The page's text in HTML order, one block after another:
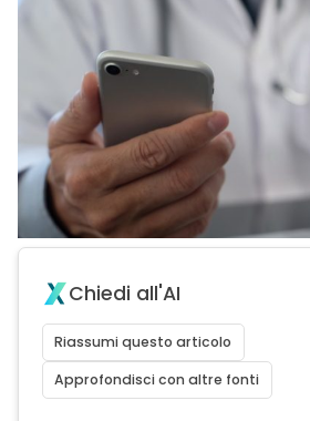
Chiedi all'AI
Riassumi questo articolo
Approfondisci con altre fonti